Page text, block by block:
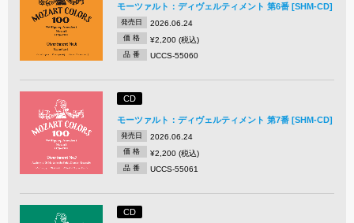
モーツァルト：ディヴェルティメント 第6番 [SHM-CD]
発売日 2026.06.24
価 格 ¥2,200 (税込)
品 番 UCCS-55060
CD
モーツァルト：ディヴェルティメント 第7番 [SHM-CD]
発売日 2026.06.24
価 格 ¥2,200 (税込)
品 番 UCCS-55061
CD